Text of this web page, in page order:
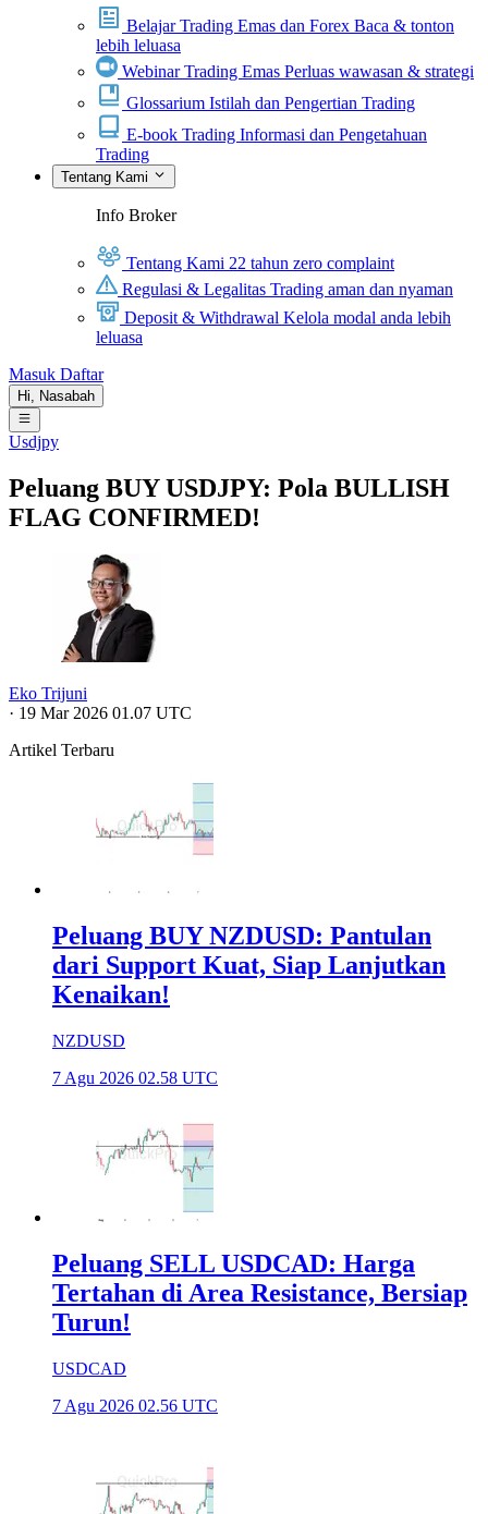
Belajar Trading Emas dan Forex Baca & tonton
lebih leluasa
Webinar Trading Emas Perluas wawasan & strategi
Glossarium Istilah dan Pengertian Trading
E-book Trading Informasi dan Pengetahuan
Trading
Tentang Kami
Info Broker
Tentang Kami 22 tahun zero complaint
Regulasi & Legalitas Trading aman dan nyaman
Deposit & Withdrawal Kelola modal anda lebih
leluasa
Masuk Daftar
Hi, Nasabah
Usdjpy
Peluang BUY USDJPY: Pola BULLISH
FLAG CONFIRMED!
Eko Trijuni
· 19 Mar 2026 01.07 UTC
Artikel Terbaru
Peluang BUY NZDUSD: Pantulan
dari Support Kuat, Siap Lanjutkan
Kenaikan!
NZDUSD
7 Agu 2026 02.58 UTC
Peluang SELL USDCAD: Harga
Tertahan di Area Resistance, Bersiap
Turun!
USDCAD
7 Agu 2026 02.56 UTC